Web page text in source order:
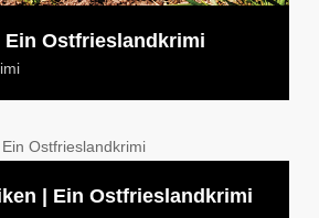
Ein Ostfrieslandkrimi
| Ein Ostfrieslandkrimi